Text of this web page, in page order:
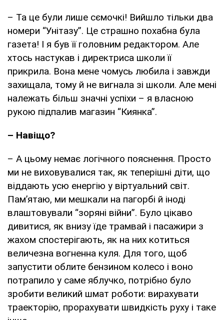
– Та це були лише сємочкі! Вийшло тільки два
номери “Унітазу”. Це страшно похабна була
газета! І я був її головним редактором. Але
хтось настукав і директриса школи її
прикрила. Вона мене чомусь любила і завжди
захищала, тому й не вигнала зі школи. Але мені
належать більш значні успіхи – я власною
рукою підпалив магазин “Киянка”.
– Навіщо?
– А цьому немає логічного пояснення. Просто
ми не виховувалися так, як теперішні діти, що
віддають усю енергію у віртуальний світ.
Пам’ятаю, ми мешкали на пагорбі й іноді
влаштовували “зоряні війни”. Було цікаво
дивитися, як внизу їде трамвай і пасажири з
жахом спостерігають, як на них котиться
величезна вогненна куля. Для того, щоб
запустити облите бензином колесо і воно
потрапило у саме яблучко, потрібно було
зробити великий шмат роботи: вирахувати
траекторію, прорахувати швидкість руху і таке